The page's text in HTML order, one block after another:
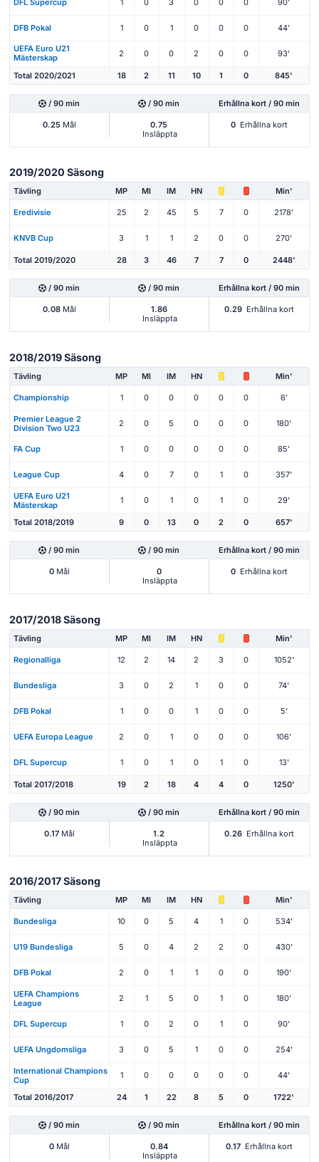
DFB Pokal 1 0 1 0 0 0 44'
UEFA Euro U21
Mästerskap
2 0 0 2 0 0 93'
Total 2020/2021 18 2 11 10 1 0 845'
/ 90 min / 90 min Erhållna kort / 90 min
0.25Mål
0.75
Insläppta
0 Erhållna kort
2019/2020 Säsong
Tävling MP Ml IM HN Min'
Eredivisie 25 2 45 5 7 0 2178'
KNVB Cup 3 1 1 2 0 0 270'
Total 2019/2020 28 3 46 7 7 0 2448'
/ 90 min / 90 min Erhållna kort / 90 min
0.08Mål
1.86
Insläppta
0.29 Erhållna kort
2018/2019 Säsong
Tävling MP Ml IM HN Min'
Championship 1 0 0 0 0 0 6'
Premier League 2
Division Two U23
2 0 5 0 0 0 180'
FA Cup 1 0 0 0 0 0 85'
League Cup 4 0 7 0 1 0 357'
UEFA Euro U21
Mästerskap
1 0 1 0 1 0 29'
Total 2018/2019 9 0 13 0 2 0 657'
/ 90 min / 90 min Erhållna kort / 90 min
0Mål
0
Insläppta
0 Erhållna kort
2017/2018 Säsong
Tävling MP Ml IM HN Min'
Regionalliga 12 2 14 2 3 0 1052'
Bundesliga 3 0 2 1 0 0 74'
DFB Pokal 1 0 0 1 0 0 5'
UEFA Europa League 2 0 1 0 0 0 106'
DFL Supercup 1 0 1 0 1 0 13'
Total 2017/2018 19 2 18 4 4 0 1250'
/ 90 min / 90 min Erhållna kort / 90 min
0.17Mål
1.2
Insläppta
0.26 Erhållna kort
2016/2017 Säsong
Tävling MP Ml IM HN Min'
Bundesliga 10 0 5 4 1 0 534'
U19 Bundesliga 5 0 4 2 2 0 430'
DFB Pokal 2 0 1 1 0 0 190'
UEFA Champions
League
2 1 5 0 1 0 180'
DFL Supercup 1 0 2 0 1 0 90'
UEFA Ungdomsliga 3 0 5 1 0 0 254'
International Champions
Cup
1 0 0 0 0 0 44'
Total 2016/2017 24 1 22 8 5 0 1722'
/ 90 min / 90 min Erhållna kort / 90 min
0Mål
0.84
Insläppta
0.17 Erhållna kort